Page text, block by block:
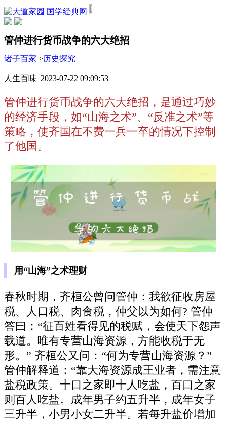
国学经典网
管仲进行货币战争的六大绝招
诸子百家 >历史探究
人生百味 2023-07-22 09:09:53
管仲进行货币战争的六大绝招，是通过巧妙
的经济手段，如“山海之术”、“反准之术”等
策略，使齐国在不费一兵一卒的情况下控制
了他国。
用“山海”之术理财
春秋时期，齐桓公曾问管仲：我欲征收房屋
税、人口税、肉食税，仲父以为如何? 管仲
答曰：“征百姓看得见的税赋，会使天下怨声
载道。唯有专营山海资源，方能收税于无
形。” 齐桓公又问：“何为专营山海资源？”
管仲解释道：“靠大海资源成王业者，需注意
盐税政策。十口之家即十人吃盐，百口之家
则百人吃盐。成年男子约五升半，成年女子
三升半，小男小女二升半。若每升盐价增加